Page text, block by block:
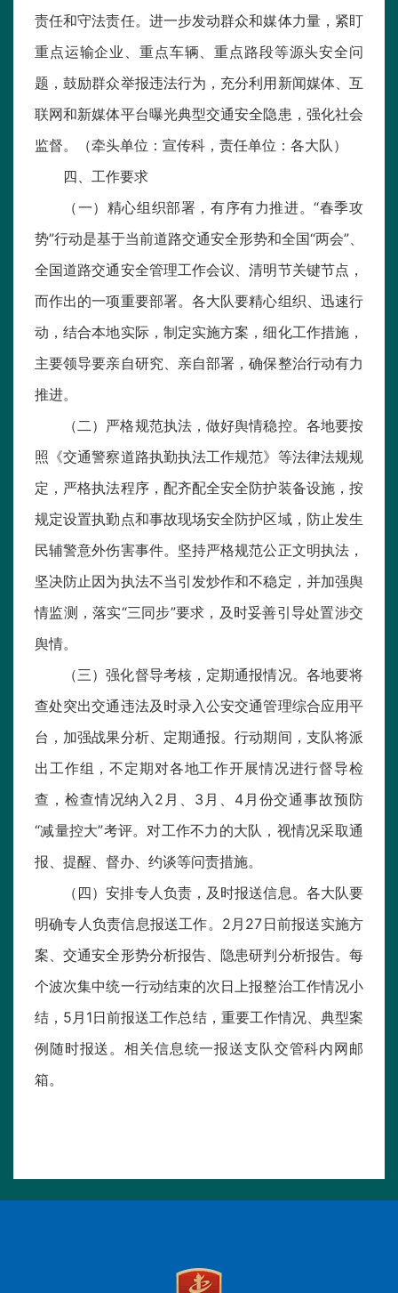
责任和守法责任。进一步发动群众和媒体力量，紧盯
重点运输企业、重点车辆、重点路段等源头安全问
题，鼓励群众举报违法行为，充分利用新闻媒体、互
联网和新媒体平台曝光典型交通安全隐患，强化社会
监督。（牵头单位：宣传科，责任单位：各大队）
四、工作要求
（一）精心组织部署，有序有力推进。“春季攻
势”行动是基于当前道路交通安全形势和全国“两会”、
全国道路交通安全管理工作会议、清明节关键节点，
而作出的一项重要部署。各大队要精心组织、迅速行
动，结合本地实际，制定实施方案，细化工作措施，
主要领导要亲自研究、亲自部署，确保整治行动有力
推进。
（二）严格规范执法，做好舆情稳控。各地要按
照《交通警察道路执勤执法工作规范》等法律法规规
定，严格执法程序，配齐配全安全防护装备设施，按
规定设置执勤点和事故现场安全防护区域，防止发生
民辅警意外伤害事件。坚持严格规范公正文明执法，
坚决防止因为执法不当引发炒作和不稳定，并加强舆
情监测，落实“三同步”要求，及时妥善引导处置涉交
舆情。
（三）强化督导考核，定期通报情况。各地要将
查处突出交通违法及时录入公安交通管理综合应用平
台，加强战果分析、定期通报。行动期间，支队将派
出工作组，不定期对各地工作开展情况进行督导检
查，检查情况纳入2月、3月、4月份交通事故预防
“减量控大”考评。对工作不力的大队，视情况采取通
报、提醒、督办、约谈等问责措施。
（四）安排专人负责，及时报送信息。各大队要
明确专人负责信息报送工作。2月27日前报送实施方
案、交通安全形势分析报告、隐患研判分析报告。每
个波次集中统一行动结束的次日上报整治工作情况小
结，5月1日前报送工作总结，重要工作情况、典型案
例随时报送。相关信息统一报送支队交管科内网邮
箱。